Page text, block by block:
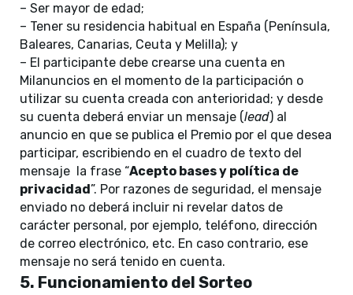
– Ser mayor de edad;
– Tener su residencia habitual en España (Península,
Baleares, Canarias, Ceuta y Melilla); y
– El participante debe crearse una cuenta en
Milanuncios en el momento de la participación o
utilizar su cuenta creada con anterioridad; y desde
su cuenta deberá enviar un mensaje (lead) al
anuncio en que se publica el Premio por el que desea
participar, escribiendo en el cuadro de texto del
mensaje la frase “Acepto bases y política de
privacidad”. Por razones de seguridad, el mensaje
enviado no deberá incluir ni revelar datos de
carácter personal, por ejemplo, teléfono, dirección
de correo electrónico, etc. En caso contrario, ese
mensaje no será tenido en cuenta.
5. Funcionamiento del Sorteo